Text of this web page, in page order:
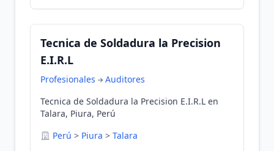
Tecnica de Soldadura la Precision
E.I.R.L
Profesionales
Auditores
Tecnica de Soldadura la Precision E.I.R.L en
Talara, Piura, Perú
Perú > Piura > Talara